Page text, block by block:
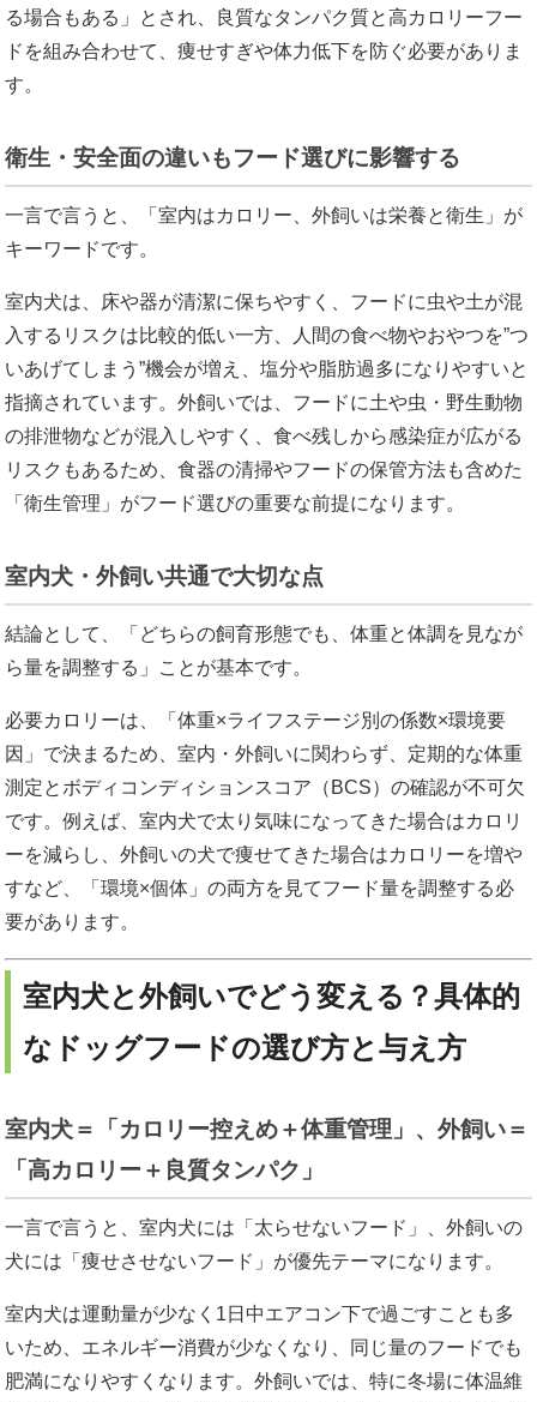
る場合もある」とされ、良質なタンパク質と高カロリーフー
ドを組み合わせて、痩せすぎや体力低下を防ぐ必要がありま
す。
衛生・安全面の違いもフード選びに影響する
一言で言うと、「室内はカロリー、外飼いは栄養と衛生」が
キーワードです。
室内犬は、床や器が清潔に保ちやすく、フードに虫や土が混
入するリスクは比較的低い一方、人間の食べ物やおやつを”つ
いあげてしまう”機会が増え、塩分や脂肪過多になりやすいと
指摘されています。外飼いでは、フードに土や虫・野生動物
の排泄物などが混入しやすく、食べ残しから感染症が広がる
リスクもあるため、食器の清掃やフードの保管方法も含めた
「衛生管理」がフード選びの重要な前提になります。
室内犬・外飼い共通で大切な点
結論として、「どちらの飼育形態でも、体重と体調を見なが
ら量を調整する」ことが基本です。
必要カロリーは、「体重×ライフステージ別の係数×環境要
因」で決まるため、室内・外飼いに関わらず、定期的な体重
測定とボディコンディションスコア（BCS）の確認が不可欠
です。例えば、室内犬で太り気味になってきた場合はカロリ
ーを減らし、外飼いの犬で痩せてきた場合はカロリーを増や
すなど、「環境×個体」の両方を見てフード量を調整する必
要があります。
室内犬と外飼いでどう変える？具体的
なドッグフードの選び方と与え方
室内犬＝「カロリー控えめ＋体重管理」、外飼い＝
「高カロリー＋良質タンパク」
一言で言うと、室内犬には「太らせないフード」、外飼いの
犬には「痩せさせないフード」が優先テーマになります。
室内犬は運動量が少なく1日中エアコン下で過ごすことも多
いため、エネルギー消費が少なくなり、同じ量のフードでも
肥満になりやすくなります。外飼いでは、特に冬場に体温維